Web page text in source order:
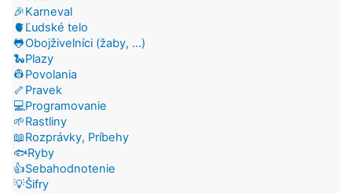
🎉Karneval
🫀Ľudské telo
🐸Obojživelníci (žaby, ...)
🐍Plazy
👷Povolania
🦴Pravek
💻Programovanie
🌱Rastliny
📖Rozprávky, Príbehy
🐟Ryby
👍Sebahodnotenie
💡Šifry